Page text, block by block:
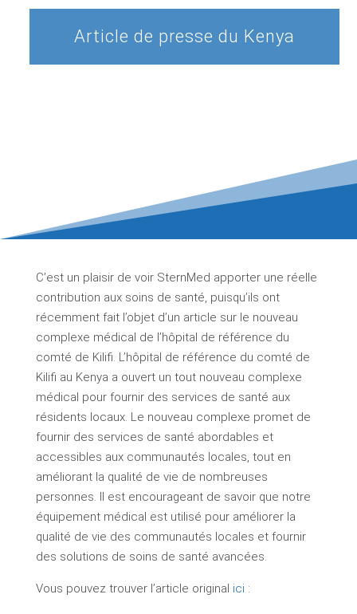
Article de presse du Kenya
C’est un plaisir de voir SternMed apporter une réelle
contribution aux soins de santé, puisqu’ils ont
récemment fait l’objet d’un article sur le nouveau
complexe médical de l’hôpital de référence du
comté de Kilifi. L’hôpital de référence du comté de
Kilifi au Kenya a ouvert un tout nouveau complexe
médical pour fournir des services de santé aux
résidents locaux. Le nouveau complexe promet de
fournir des services de santé abordables et
accessibles aux communautés locales, tout en
améliorant la qualité de vie de nombreuses
personnes. Il est encourageant de savoir que notre
équipement médical est utilisé pour améliorer la
qualité de vie des communautés locales et fournir
des solutions de soins de santé avancées.
Vous pouvez trouver l’article original ici :